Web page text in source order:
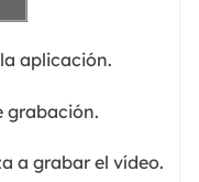
aplicación.
grabación.
a grabar el vídeo.